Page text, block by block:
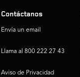
Contáctanos
Envía un email
Llama al 800 222 27 43
Aviso de Privacidad